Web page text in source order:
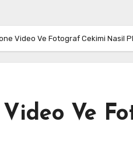
Video Ve Fotograf Cekimi Nasil
Ve